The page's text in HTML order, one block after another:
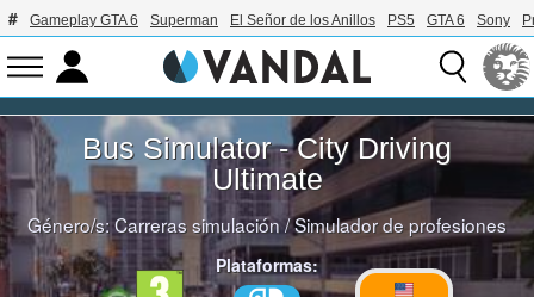
Gameplay GTA 6 Superman El Señor de los Anillos PS5 GTA 6 Sony
Bus Simulator - City Driving
Ultimate
Género/s:Carreras simulación/Simulador de profesiones
Plataformas: